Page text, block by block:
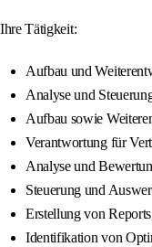
Ihre Tätigkeit:
Aufbau und
Analyse und
Aufbau sowie
Verantwortung für
Analyse und
Steuerung und
Erstellung von
Identifikation von